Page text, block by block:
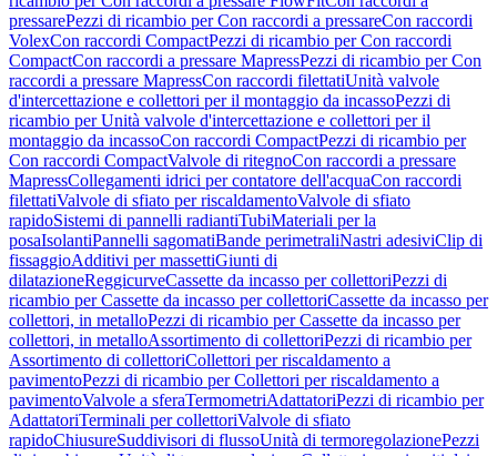
pressarePezzi di ricambio per Con raccordi a pressareCon raccordi
VolexCon raccordi CompactPezzi di ricambio per Con raccordi
CompactCon raccordi a pressare MapressPezzi di ricambio per Con
raccordi a pressare MapressCon raccordi filettatiUnità valvole
d'intercettazione e collettori per il montaggio da incassoPezzi di
ricambio per Unità valvole d'intercettazione e collettori per il
montaggio da incassoCon raccordi CompactPezzi di ricambio per
Con raccordi CompactValvole di ritegnoCon raccordi a pressare
MapressCollegamenti idrici per contatore dell'acquaCon raccordi
filettatiValvole di sfiato per riscaldamentoValvole di sfiato
rapidoSistemi di pannelli radiantiTubiMateriali per la
posaIsolantiPannelli sagomatiBande perimetraliNastri adesiviClip di
fissaggioAdditivi per massettiGiunti di
dilatazioneReggicurveCassette da incasso per collettoriPezzi di
ricambio per Cassette da incasso per collettoriCassette da incasso per
collettori, in metalloPezzi di ricambio per Cassette da incasso per
collettori, in metalloAssortimento di collettoriPezzi di ricambio per
Assortimento di collettoriCollettori per riscaldamento a
pavimentoPezzi di ricambio per Collettori per riscaldamento a
pavimentoValvole a sferaTermometriAdattatoriPezzi di ricambio per
AdattatoriTerminali per collettoriValvole di sfiato
rapidoChiusureSuddivisori di flussoUnità di termoregolazionePezzi